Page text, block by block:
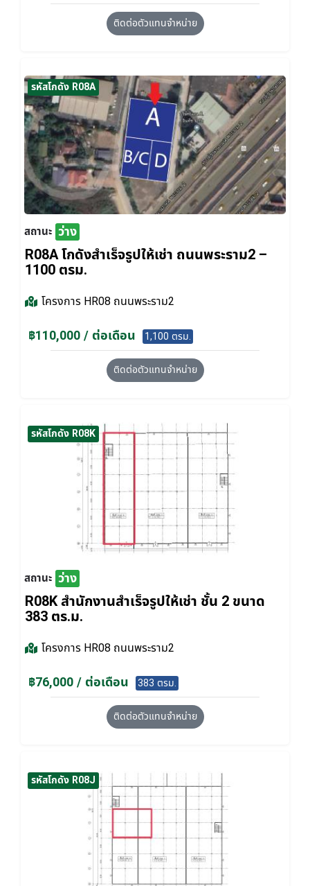
ติดต่อตัวแทนจำหน่าย
รหัสโกดัง R08A
สถานะ ว่าง
R08A โกดังสำเร็จรูปให้เช่า ถนนพระราม2 –
1100 ตรม.
โครงการ HR08 ถนนพระราม2
฿110,000 / ต่อเดือน 1,100 ตรม.
ติดต่อตัวแทนจำหน่าย
รหัสโกดัง R08K
สถานะ ว่าง
R08K สำนักงานสำเร็จรูปให้เช่า ชั้น 2 ขนาด
383 ตร.ม.
โครงการ HR08 ถนนพระราม2
฿76,000 / ต่อเดือน 383 ตรม.
ติดต่อตัวแทนจำหน่าย
รหัสโกดัง R08J